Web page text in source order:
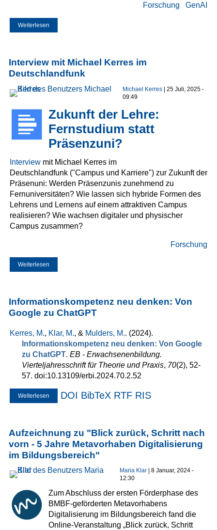
GenAI
Forschung
Weiterlesen
Interview mit Michael Kerres im
Deutschlandfunk
Michael Kerres | 25 Juli, 2025 -
09:49
Zukunft der Lehre:
Fernstudium statt
Präsenzuni?
Interview mit Michael Kerres im
Deutschlandfunk ("Campus und Karriere") zur Zukunft der
Präsenuni: Werden Präsenzunis zunehmend zu
Fernuniversitäten? Wie lassen sich hybride Formen des
Lehrens und Lernens auf einem attraktiven Campus
realisieren? Wie wachsen digitaler und physischer
Campus zusammen?
Forschung
Weiterlesen
Informationskompetenz neu denken: Von
Google zu ChatGPT
Kerres, M., Klar, M., & Mulders, M.. (2024).
Informationskompetenz neu denken: Von Google
zu ChatGPT. EB - Erwachsenenbildung.
Vierteljahresschrift für Theorie und Praxis, 70(2), 52-
57. doi:10.13109/erbi.2024.70.2.52
Weiterlesen über Informationskompetenz neu denken: Von Google zu
DOI BibTeX RTF RIS
Aufzeichnung zu "Blick zurück, Schritt nach
vorn - 5 Jahre Metavorhaben Digitalisierung
im Bildungsbereich"
Maria Klar | 8 Januar, 2024 -
12:30
Zum Abschluss der ersten Förderphase des
BMBF-geförderten Metavorhabens
Digitalisierung im Bildungsbereich fand die
Online-Veranstaltung „Blick zurück, Schritt